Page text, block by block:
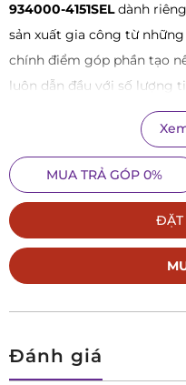
934000-4151SELdành
sản xuất gia công từ
chính điểm góp phần tạo
luôn dẫn đầu với số lượng
trứ danh hoạt động chính
năm. Tập trung vào thiết
với người nhìn về khí chất
phần sang trọng. Sản
với cổ tay quý cô Châu Á.
trong là lớp kính sapphire
xước.
MUA TRẢ GÓP 0%
ĐẶT
Đánh giá